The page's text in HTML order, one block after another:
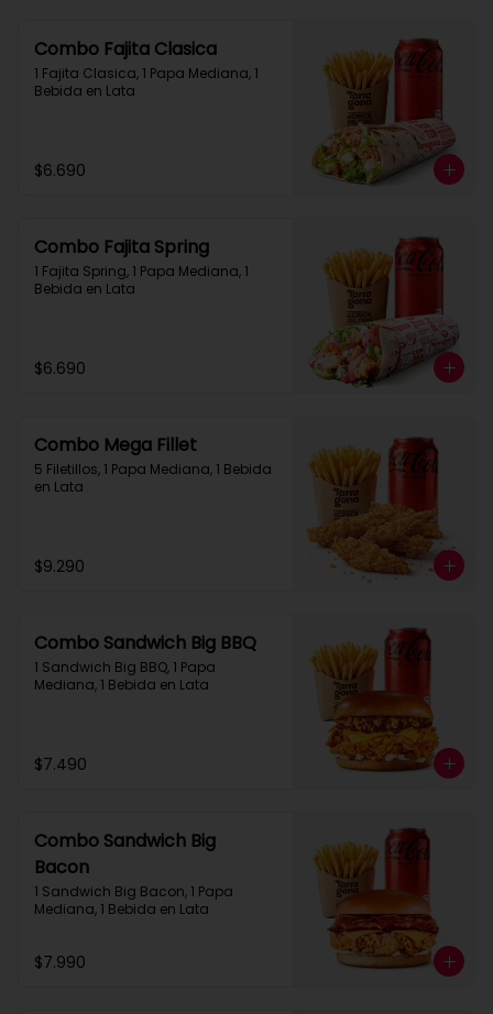
Combo Fajita Clasica
1 Fajita Clasica, 1 Papa Mediana, 1
Bebida en Lata
$6.690
Combo Fajita Spring
1 Fajita Spring, 1 Papa Mediana, 1
Bebida en Lata
$6.690
Combo Mega Fillet
5 Filetillos, 1 Papa Mediana, 1 Bebida
en Lata
$9.290
Combo Sandwich Big BBQ
1 Sandwich Big BBQ, 1 Papa
Mediana, 1 Bebida en Lata
$7.490
Combo Sandwich Big
Bacon
1 Sandwich Big Bacon, 1 Papa
Mediana, 1 Bebida en Lata
$7.990